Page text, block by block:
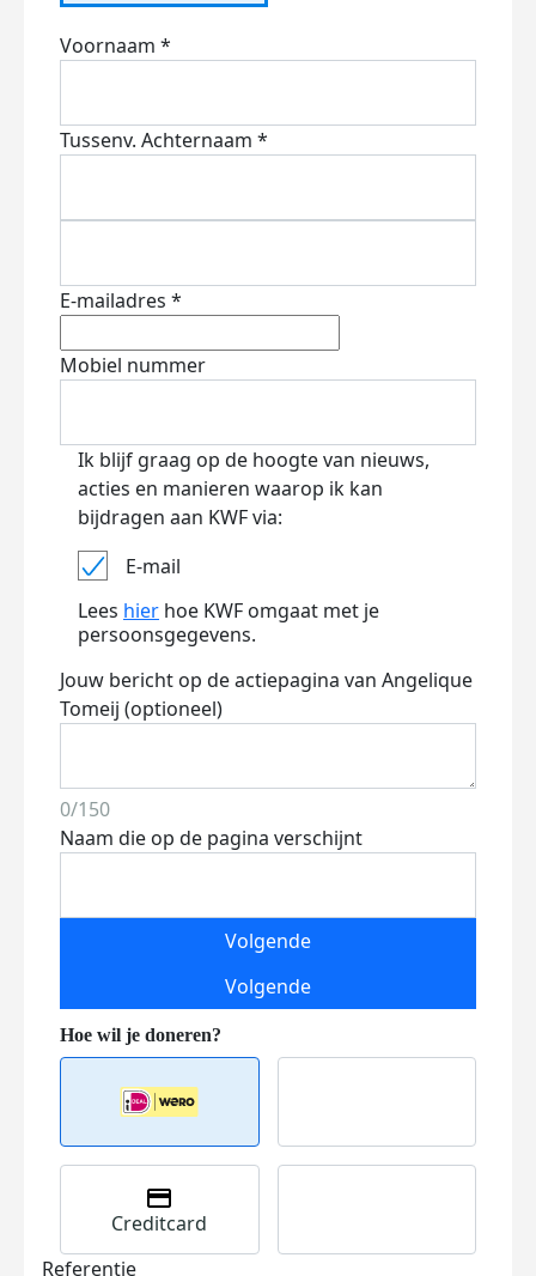
Voornaam *
Tussenv. Achternaam *
E-mailadres *
Mobiel nummer
Ik blijf graag op de hoogte van nieuws,
acties en manieren waarop ik kan
bijdragen aan KWF via:
E-mail
Lees hier hoe KWF omgaat met je
persoonsgegevens.
Jouw bericht op de actiepagina van Angelique
Tomeij (optioneel)
0/150
Naam die op de pagina verschijnt
Volgende
Volgende
Creditcard
Referentie